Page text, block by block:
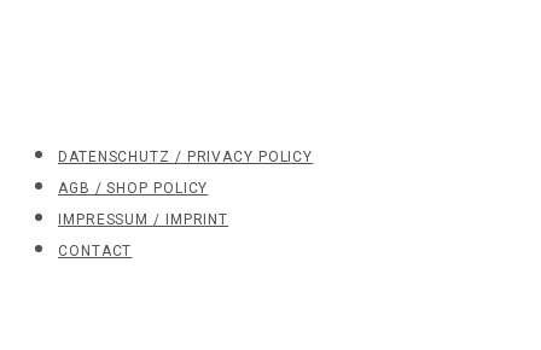
DATENSCHUTZ / PRIVACY POLICY
AGB / SHOP POLICY
IMPRESSUM / IMPRINT
CONTACT